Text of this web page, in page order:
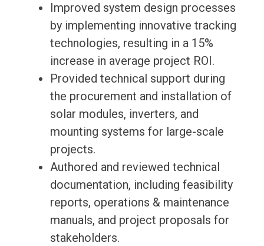
Improved system design processes
by implementing innovative tracking
technologies, resulting in a 15%
increase in average project ROI.
Provided technical support during
the procurement and installation of
solar modules, inverters, and
mounting systems for large-scale
projects.
Authored and reviewed technical
documentation, including feasibility
reports, operations & maintenance
manuals, and project proposals for
stakeholders.